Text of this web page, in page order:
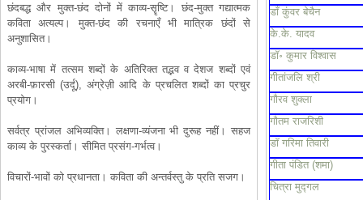
छंदबद्ध और मुक्त-छंद दोनों में काव्य-सॄष्टि। छंद-मुक्त गद्यात्मक
कविता अत्यल्प। मुक्त-छंद की रचनाएँ भी मात्रिक छंदों से
अनुशासित।
काव्य-भाषा में तत्सम शब्दों के अतिरिक्त तद्भव व देशज शब्दों एवं
अरबी-फ़ारसी (उर्दू), अंग्रेज़ी आदि के प्रचलित शब्दों का प्रचुर
प्रयोग।
सर्वत्र प्रांजल अभिव्यक्ति। लक्षणा-व्यंजना भी दुरूह नहीं। सहज
काव्य के पुरस्कर्ता। सीमित प्रसंग-गर्भत्व।
विचारों-भावों को प्रधानता। कविता की अन्तर्वस्तु के प्रति सजग।
डाँ कुंवर बेचैन
के.के. यादव
डॉ॰ कुमार विश्वास
गीतांजलि श्री
गौरव शुक्ला
गौतम राजरिशी
डॉ गरिमा तिवारी
गीता पंडित (शमा)
चित्रा मुद्गल